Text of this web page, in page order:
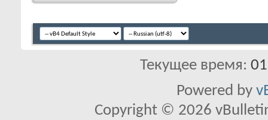
Текущее время:
Powered by
Copyright © 2026